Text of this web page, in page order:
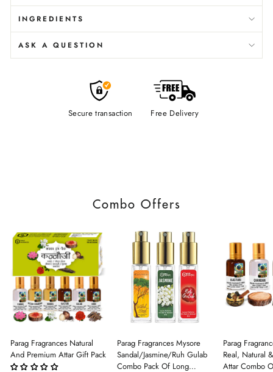
INGREDIENTS
ASK A QUESTION
Secure transaction Free Delivery
Combo Offers
Parag Fragrances Natural
And Premium Attar Gift Pack
Parag Fragrances Mysore
Sandal/Jasmine/Ruh Gulab
Combo Pack Of Long
Parag
Real, Natural
Attar Combo